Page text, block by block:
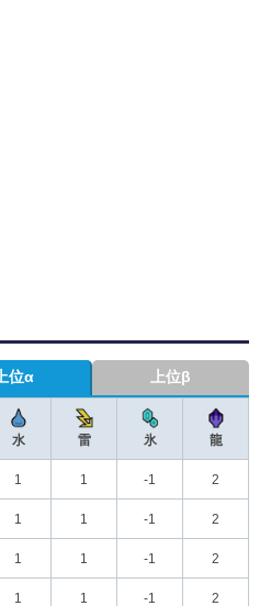
上位α 上位β
水 雷 氷 龍
1 1 -1 2
1 1 -1 2
1 1 -1 2
1 1 -1 2